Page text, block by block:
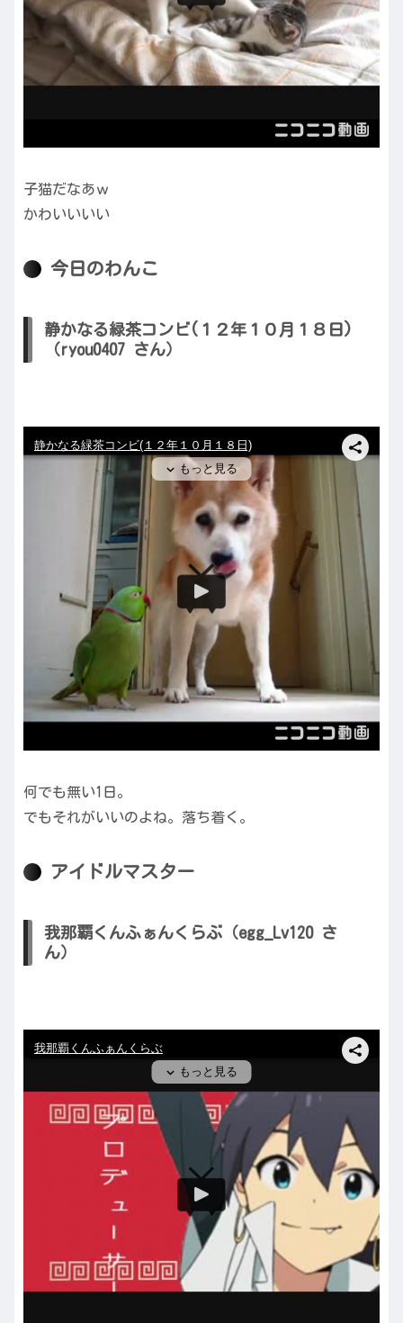
子猫だなあｗ
かわいいいい
今日のわんこ
静かなる緑茶コンビ(１２年１０月１８日)
（ryou0407 さん）
何でも無い1日。
でもそれがいいのよね。落ち着く。
アイドルマスター
我那覇くんふぁんくらぶ（egg_Lv120 さ
ん）